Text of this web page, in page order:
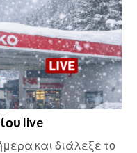
live
και διάλεξε το